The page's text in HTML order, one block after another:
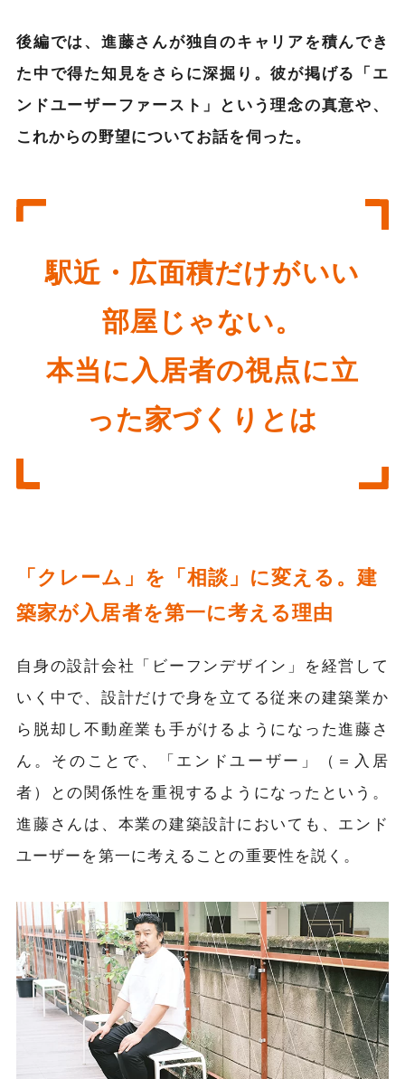
後編では、進藤さんが独自のキャリアを積んでき
た中で得た知見をさらに深掘り。彼が掲げる「エ
ンドユーザーファースト」という理念の真意や、
これからの野望についてお話を伺った。
駅近・広面積だけがいい
部屋じゃない。
本当に入居者の視点に立
った家づくりとは
「クレーム」を「相談」に変える。建
築家が入居者を第一に考える理由
自身の設計会社「ビーフンデザイン」を経営して
いく中で、設計だけで身を立てる従来の建築業か
ら脱却し不動産業も手がけるようになった進藤さ
ん。そのことで、「エンドユーザー」（＝入居
者）との関係性を重視するようになったという。
進藤さんは、本業の建築設計においても、エンド
ユーザーを第一に考えることの重要性を説く。